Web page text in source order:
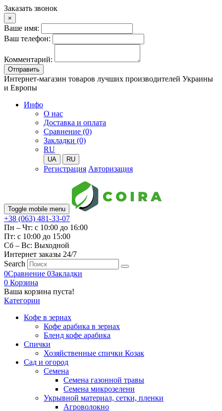
Заказать звонок
×
Ваше имя:
Ваш телефон:
Комментарий:
Отправить
Интернет-магазин товаров лучших производителей Украины
и Европы
Инфо
О нас
Доставка и оплата
Сравнение (0)
Закладки (0)
RU
UA RU
Регистрация Авторизация
Toggle mobile menu
+38 (063) 481-33-07
Пн – Чт: с 10:00 до 16:00
Пт: с 10:00 до 15:00
Сб – Вс: Выходной
Интернет заказы 24/7
Search
0Сравнение 0Закладки
0 Корзина
Ваша корзина пуста!
Категории
Кофе в зернах
Кофе арабика в зернах
Бленд кофе арабика
Спички
Хозяйственные спички Козак
Сад и огород
Семена
Семена газонной травы
Семена микрозелени
Укрывной материал, сетки, пленки
Агроволокно